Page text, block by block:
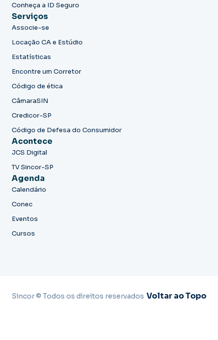
Conheça a ID Seguro
Serviços
Associe-se
Locação CA e Estúdio
Estatísticas
Encontre um Corretor
Código de ética
CâmaraSIN
Credicor-SP
Código de Defesa do Consumidor
Acontece
JCS Digital
TV Sincor-SP
Agenda
Calendário
Conec
Eventos
Cursos
Sincor © Todos os direitos reservados Voltar ao Topo